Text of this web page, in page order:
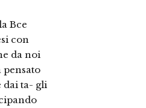
Bce
con
da noi
pensato
dai ta- gli